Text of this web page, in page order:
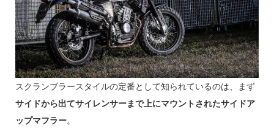
スクランブラースタイルの定番として知られているのは、まず
サイドから出てサイレンサーまで上にマウントされたサイドア
ップマフラー。